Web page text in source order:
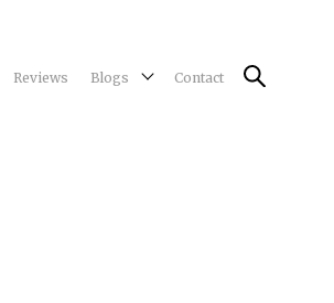
Reviews Blogs Contact